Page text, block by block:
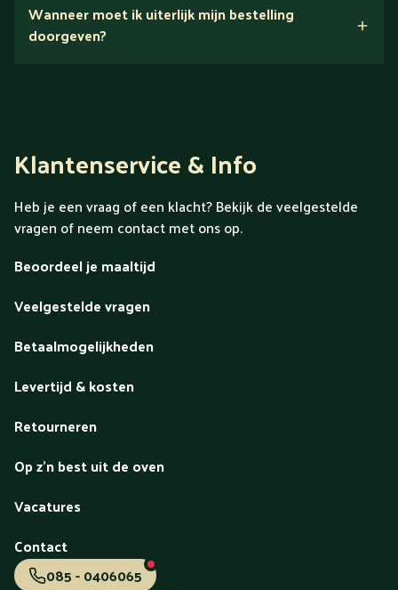
Ontdek alles over Gold
Wanneer moet ik uiterlijk mijn bestelling
doorgeven?
Klantenservice & Info
Heb je een vraag of een klacht? Bekijk de veelgestelde
vragen of neem contact met ons op.
Beoordeel je maaltijd
Veelgestelde vragen
Betaalmogelijkheden
Levertijd & kosten
Retourneren
Op z'n best uit de oven
Vacatures
Contact
085 - 0406065